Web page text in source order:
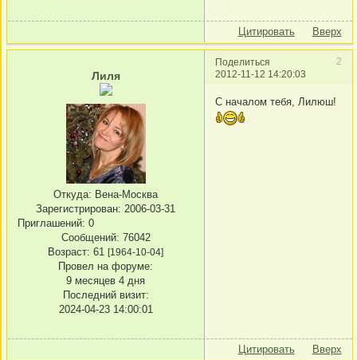
Цитировать Вверх
Поделиться
2
2012-11-12 14:20:03
Лиля
Откуда: Вена-Москва
Зарегистрирован: 2006-03-31
Приглашений: 0
Сообщений: 76042
Возраст: 61 [1964-10-04]
Провел на форуме:
9 месяцев 4 дня
Последний визит:
2024-04-23 14:00:01
С началом тебя, Лилюш!
Цитировать Вверх